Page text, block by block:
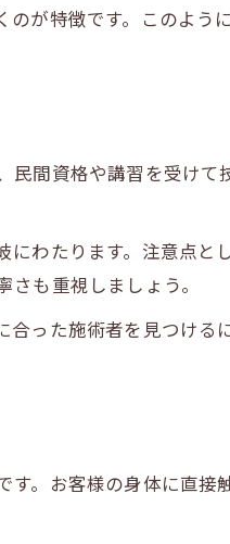
の重要性
ろう
が特徴です。このよう
間資格や講習を受けて
わたります。注意点と
も重視しましょう。
った施術者を見つける
。お客様の身体に直接